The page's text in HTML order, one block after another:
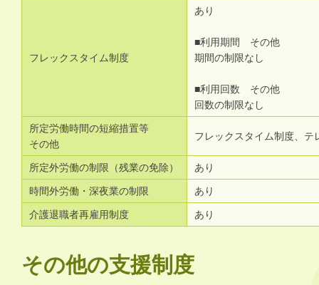
フレックスタイム制度
あり
■利用期間 その他
期間の制限なし
■利用回数 その他
回数の制限なし
所定労働時間の短縮措置等
その他
フレックスタイム制度、
所定外労働の制限（残業の免除） あり
時間外労働・深夜業の制限 あり
介護退職者再雇用制度 あり
その他の支援制度